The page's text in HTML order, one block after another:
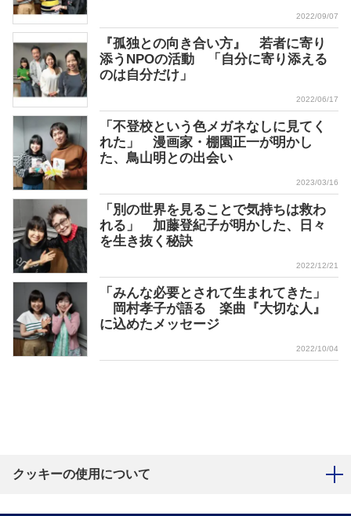
2022/09/07
『孤独との向き合い方』 若者に寄り
添うNPOの活動 「自分に寄り添える
のは自分だけ」
2022/06/17
「不登校という色メガネなしに見てく
れた」 漫画家・棚園正一が明かし
た、鳥山明との出会い
2023/03/16
「別の世界を見ることで気持ちは救わ
れる」 加藤登紀子が明かした、日々
を生き抜く秘訣
2022/12/21
「みんな必要とされて生まれてきた」
岡村孝子が語る 楽曲『大切な人』
に込めたメッセージ
2022/10/04
クッキーの使用について